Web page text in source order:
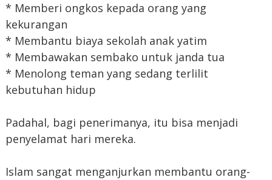
* Memberi ongkos kepada orang yang
kekurangan
* Membantu biaya sekolah anak yatim
* Membawakan sembako untuk janda tua
* Menolong teman yang sedang terlilit
kebutuhan hidup
Padahal, bagi penerimanya, itu bisa menjadi
penyelamat hari mereka.
Islam sangat menganjurkan membantu orang-